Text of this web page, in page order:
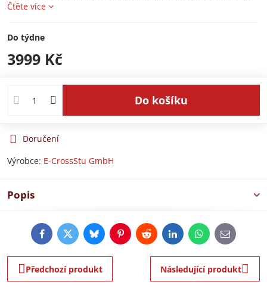
Čtěte více
Do týdne
3999 Kč
Do košíku
Doručení
Výrobce: E-CrossStu GmbH​
Popis
FacebookTwitterBlueskyPinterestRedditLinkedInWhatsApp
E-
mail
Předchozí produkt Následující produkt